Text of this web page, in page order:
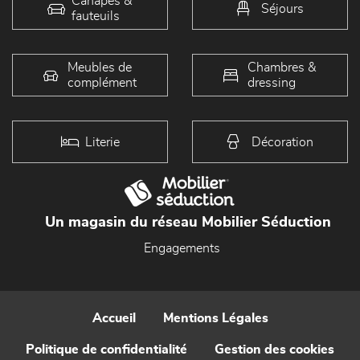
fauteuils
Séjours
Meubles de
complément
Chambres &
dressing
Literie Décoration
Un magasin du réseau Mobilier Séduction
Engagements
Accueil Mentions Légales
Politique de confidentialité Gestion des cookies